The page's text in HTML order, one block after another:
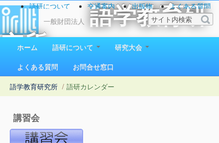
一般財団法人
語学教育研
究所
1923（大正12）年創立
語研について 交通案内 出版物
よくある質問
お問い合わせ
ホーム 語研について
研究大会
よくある質問
お問合せ窓口
語学教育研究所 / 語研カレンダー
講習会